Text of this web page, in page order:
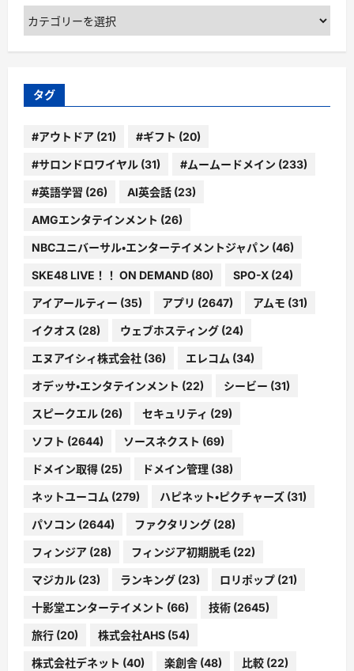
カ
テ
ゴ
ー
タグ
#アウトドア (21) #ギフト (20)
#サロンドロワイヤル (31) #ムームードメイン (233)
#英語学習 (26) AI英会話 (23)
AMGエンタテインメント (26)
NBCユニバーサル・エンターテイメントジャパン (46)
SKE48 LIVE！！ ON DEMAND (80) SPO-X (24)
アイアールティー (35) アプリ (2647) アムモ (31)
イクオス (28) ウェブホスティング (24)
エヌアイシィ株式会社 (36) エレコム (34)
オデッサ・エンタテインメント (22) シービー (31)
スピークエル (26) セキュリティ (29)
ソフト (2644) ソースネクスト (69)
ドメイン取得 (25) ドメイン管理 (38)
ネットユーコム (279) ハピネット・ピクチャーズ (31)
パソコン (2644) ファクタリング (28)
フィンジア (28) フィンジア初期脱毛 (22)
マジカル (23) ランキング (23) ロリポップ (21)
十影堂エンターテイメント (66) 技術 (2645)
旅行 (20) 株式会社AHS (54)
株式会社デネット (40) 楽創舎 (48) 比較 (22)